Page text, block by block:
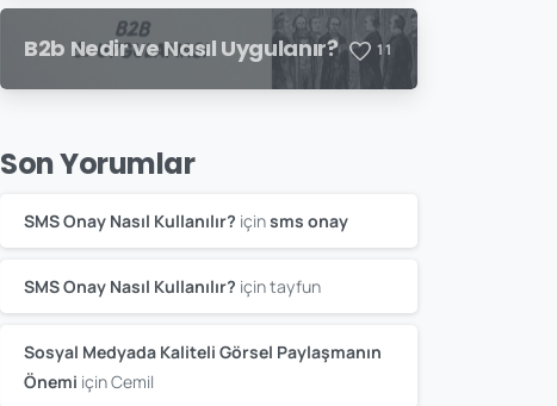
B2b Nedir ve Nasıl Uygulanır? 11
Son Yorumlar
SMS Onay Nasıl Kullanılır? içinsms onay
SMS Onay Nasıl Kullanılır? içintayfun
Sosyal Medyada Kaliteli Görsel Paylaşmanın
Önemi içinCemil